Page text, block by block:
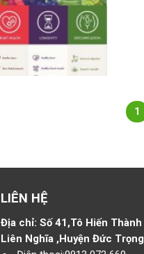
1
LIÊN HỆ
Địa chỉ: Số 41,Tô Hiến
Liên Nghĩa ,Huyện Đức